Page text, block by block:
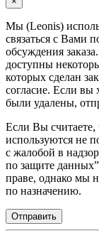
Мы (Leonis)
связаться с Вами
обсуждения
доступны
которых сделан
согласие. Если
были удалены,
Если Вы
используются не
с жалобой в
по защите
праве, однако мы
по назначению.
Отправить